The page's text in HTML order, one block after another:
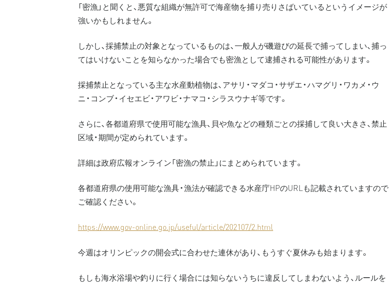
「密漁」と聞くと、悪質な組織が無許可で海産物を捕り売りさばいているというイメージが
強いかもしれません。
しかし、採捕禁止の対象となっているものは、一般人が磯遊びの延長で捕ってしまい、捕っ
てはいけないことを知らなかった場合でも密漁として逮捕される可能性があります。
採捕禁止となっている主な水産動植物は、アサリ・マダコ・サザエ・ハマグリ・ワカメ・ウ
ニ・コンブ・イセエビ・アワビ・ナマコ・シラスウナギ等です。
さらに、各都道府県で使用可能な漁具、貝や魚などの種類ごとの採捕して良い大きさ、禁止
区域・期間が定められています。
詳細は政府広報オンライン「密漁の禁止」にまとめられています。
各都道府県の使用可能な漁具・漁法が確認できる水産庁HPのURLも記載されていますので
ご確認ください。
https://www.gov-online.go.jp/useful/article/202107/2.html
今週はオリンピックの開会式に合わせた連休があり、もうすぐ夏休みも始まります。
もしも海水浴場や釣りに行く場合には知らないうちに違反してしまわないよう、ルールを